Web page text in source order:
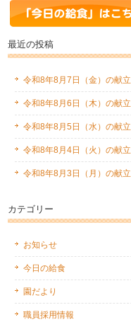
最近の投稿
令和8年8月7日（金）の献立
令和8年8月6日（木）の献立
令和8年8月5日（水）の献立
令和8年8月4日（火）の献立
令和8年8月3日（月）の献立
カテゴリー
お知らせ
今日の給食
園だより
職員採用情報